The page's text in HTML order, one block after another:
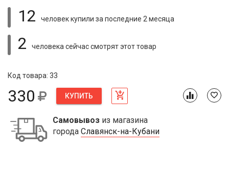
12 человек купили за последние 2 месяца
2 человека сейчас смотрятэтот товар
Код товара: 33
330 КУПИТЬ
Самовывоз из магазина
города Славянск-на-Кубани